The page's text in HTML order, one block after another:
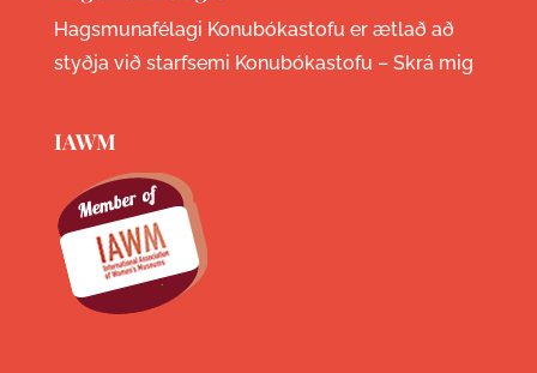
Hagsmunafélagi Konubókastofu er ætlað að
styðja við starfsemi Konubókastofu – Skrá mig
IAWM